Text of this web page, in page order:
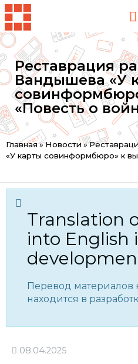
Реставрация
Вандышева «У
«Повесть о
You
are
here
Главная »Новости»
«У карты совинформбюро» к
Translation
into English
Перевод материалов
находится в
08.04.2025